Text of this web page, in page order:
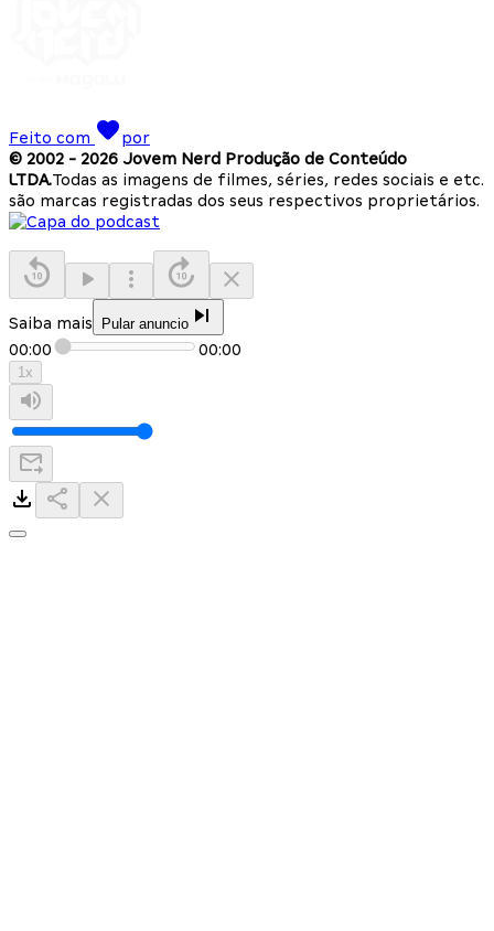
Feito com
por
© 2002 - 2026 Jovem Nerd Produção de Conteúdo
LTDA.Todas as imagens de filmes, séries, redes sociais e etc.
são marcas registradas dos seus respectivos proprietários.
Saiba mais Pular anuncio
00:00 00:00
1x